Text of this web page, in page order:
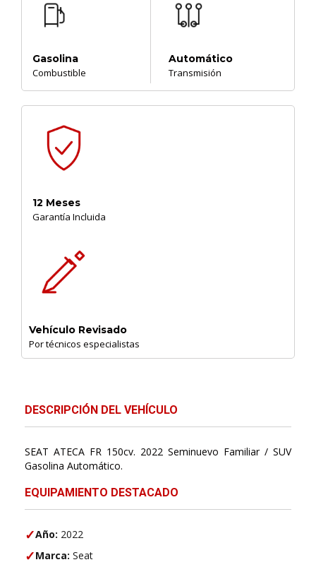
Gasolina
Combustible
Automático
Transmisión
12 Meses
Garantía Incluida
Vehículo Revisado
Por técnicos especialistas
DESCRIPCIÓN DEL VEHÍCULO
SEAT ATECA FR 150cv. 2022 Seminuevo Familiar / SUV
Gasolina Automático.
EQUIPAMIENTO DESTACADO
✓Año: 2022
✓Marca: Seat